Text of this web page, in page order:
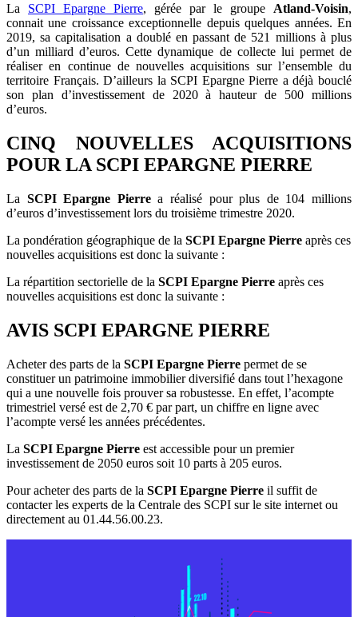
La SCPI Epargne Pierre, gérée par le groupe Atland-Voisin,
connait une croissance exceptionnelle depuis quelques années. En
2019, sa capitalisation a doublé en passant de 521 millions à plus
d’un milliard d’euros. Cette dynamique de collecte lui permet de
réaliser en continue de nouvelles acquisitions sur l’ensemble du
territoire Français. D’ailleurs la SCPI Epargne Pierre a déjà bouclé
son plan d’investissement de 2020 à hauteur de 500 millions
d’euros.
CINQ NOUVELLES ACQUISITIONS
POUR LA SCPI EPARGNE PIERRE
La SCPI Epargne Pierrea réalisé pour plus de 104 millions
d’euros d’investissement lors du troisième trimestre 2020.
La pondération géographique de la SCPI Epargne Pierre après ces
nouvelles acquisitions est donc la suivante :
La répartition sectorielle de la SCPI Epargne Pierre après ces
nouvelles acquisitions est donc la suivante :
AVIS SCPI EPARGNE PIERRE
Acheter des parts de la SCPI Epargne Pierre permet de se
constituer un patrimoine immobilier diversifié dans tout l’hexagone
qui a une nouvelle fois prouver sa robustesse. En effet, l’acompte
trimestriel versé est de 2,70 € par part, un chiffre en ligne avec
l’acompte versé les années précédentes.
La SCPI Epargne Pierre est accessible pour un premier
investissement de 2050 euros soit 10 parts à 205 euros.
Pour acheter des parts de la SCPI Epargne Pierre il suffit de
contacter les experts de la Centrale des SCPI sur le site internet ou
directement au 01.44.56.00.23.